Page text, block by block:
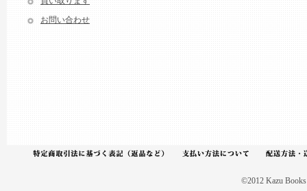
お問い合わせ
©2012 Kazu